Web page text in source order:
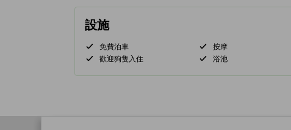
設施
免費泊車 按摩
歡迎狗隻入住
浴池